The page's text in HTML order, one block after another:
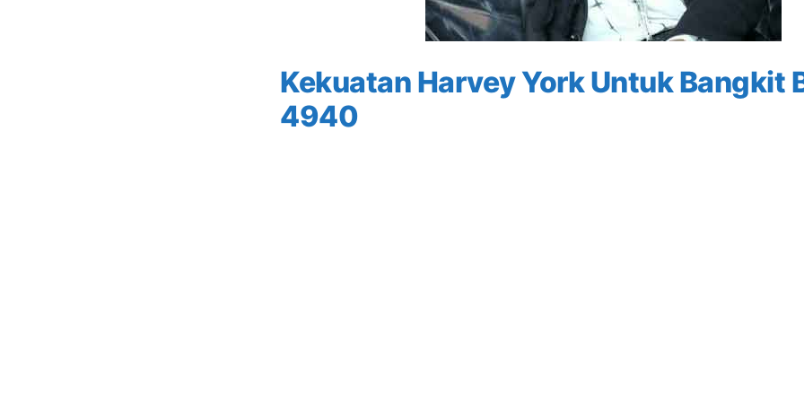
Kekuatan Harvey York Untuk Bangkit
4940